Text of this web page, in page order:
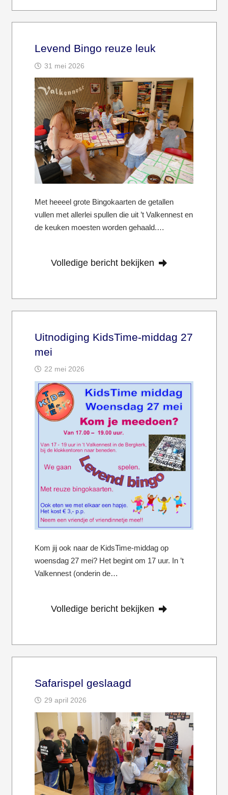
Levend Bingo reuze leuk
31 mei 2026
Met heeeel grote Bingokaarten de getallen
vullen met allerlei spullen die uit ’t Valkennest en
de keuken moesten worden gehaald.…
Volledige bericht bekijken
Uitnodiging KidsTime-middag 27
mei
22 mei 2026
Kom jij ook naar de KidsTime-middag op
woensdag 27 mei? Het begint om 17 uur. In ’t
Valkennest (onderin de…
Volledige bericht bekijken
Safarispel geslaagd
29 april 2026